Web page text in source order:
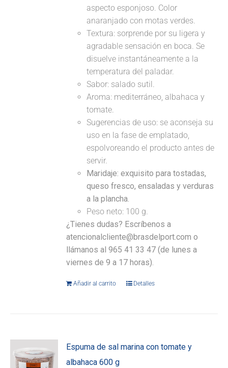
aspecto esponjoso. Color
anaranjado con motas verdes.
Textura: sorprende por su ligera y
agradable sensación en boca. Se
disuelve instantáneamente a la
temperatura del paladar.
Sabor: salado sutil.
Aroma: mediterráneo, albahaca y
tomate.
Sugerencias de uso: se aconseja su
uso en la fase de emplatado,
espolvoreando el producto antes de
servir.
Maridaje: exquisito para tostadas,
queso fresco, ensaladas y verduras
a la plancha.
Peso neto: 100 g.
¿Tienes dudas? Escríbenos a
atencionalcliente@brasdelport.com o
llámanos al 965 41 33 47 (de lunes a
viernes de 9 a 17 horas).
Añadir al carrito Detalles
Espuma de sal marina con tomate y
albahaca 600 g